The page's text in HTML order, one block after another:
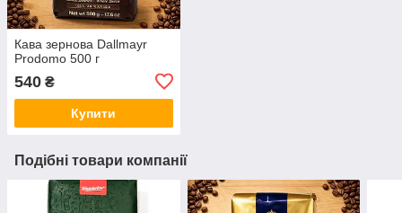
Кава зернова Dallmayr
Prodomo 500 г
540 ₴
Купити
Подібні товари компанії